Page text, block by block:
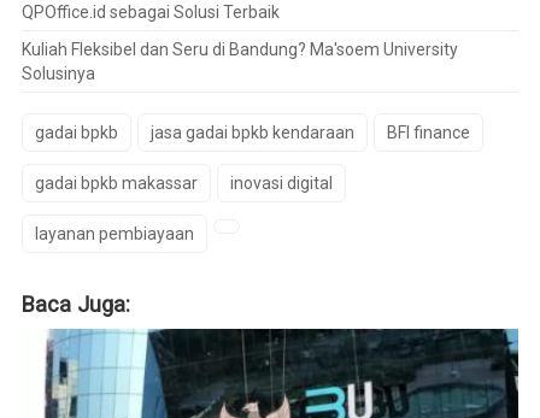
QPOffice.id sebagai Solusi Terbaik
Kuliah Fleksibel dan Seru di Bandung? Ma'soem University
Solusinya
gadai bpkb jasa gadai bpkb kendaraan BFI finance
gadai bpkb makassar inovasi digital
layanan pembiayaan
Baca Juga: